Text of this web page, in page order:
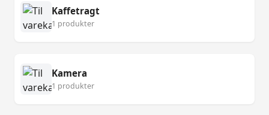
Kaffetragt
1 produkter
Kamera
1 produkter